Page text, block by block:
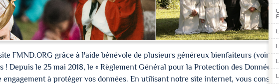
FMND.ORG grâce à l'aide bénévole de plusieurs généreux bienfaiteurs (voir
Depuis le 25 mai 2018, le « Règlement Général pour la Protection des Données
engagement à protéger vos données. En utilisant notre site internet, vous